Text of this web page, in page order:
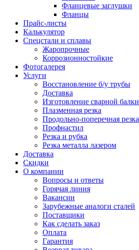
Фланцевые заглушки
Фланцы
Прайс-листы
Калькулятор
Спецстали и сплавы
Жаропрочные
Коррозионностойкие
Фотогалерея
Услуги
Восстановление б/у трубы
Доставка
Изготовление сварной балки
Плазменная резка
Продольно-поперечная резка
Профнастил
Резка и рубка
Резка металла лазером
Доставка
Скидки
О компании
Вопросы и ответы
Горячая линия
Вакансии
Зарубежные аналоги сталей
Поставщики
Как сделать заказ
Оплата
Гарантия